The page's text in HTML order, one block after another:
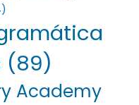
(89)
Academy